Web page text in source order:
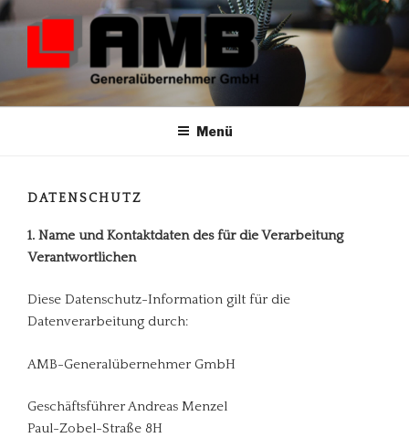
Zum
springen
AMB-GENERALÜBERNEHMER
Menü
DATENSCHUTZ
1. Name und Kontaktdaten des für die Verarbeitung
Verantwortlichen
Diese Datenschutz-Information gilt für die
Datenverarbeitung durch:
AMB-Generalübernehmer GmbH
Geschäftsführer Andreas Menzel
Paul-Zobel-Straße 8H